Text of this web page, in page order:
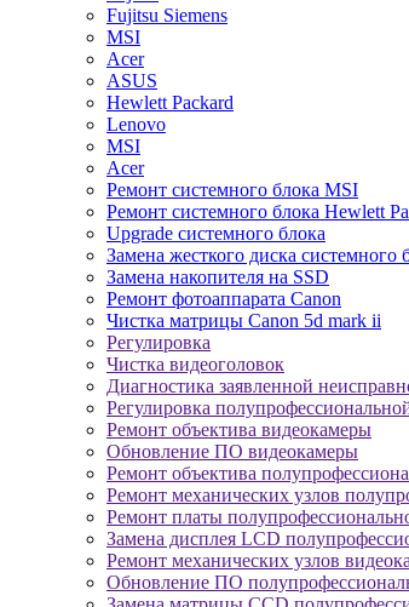
Fujitsu Siemens
MSI
Acer
ASUS
Hewlett Packard
Lenovo
MSI
Acer
Ремонт системного блока MSI
Ремонт системного блока Hewlett
Upgrade системного блока
Замена жесткого диска системного
Замена накопителя на SSD
Ремонт фотоаппарата Canon
Чистка матрицы Canon 5d mark ii
Регулировка
Чистка видеоголовок
Диагностика заявленной
Регулировка
Ремонт объектива видеокамеры
Обновление ПО видеокамеры
Ремонт объектива
Ремонт механических узлов
Ремонт платы
Замена дисплея LCD
Ремонт механических узлов
Обновление ПО